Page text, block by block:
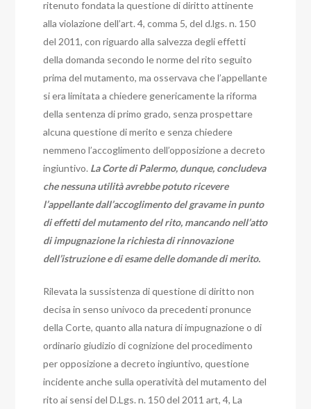
ritenuto fondata la questione di diritto attinente
alla violazione dell’art. 4, comma 5, del d.lgs. n. 150
del 2011, con riguardo alla salvezza degli effetti
della domanda secondo le norme del rito seguito
prima del mutamento, ma osservava che l’appellante
si era limitata a chiedere genericamente la riforma
della sentenza di primo grado, senza prospettare
alcuna questione di merito e senza chiedere
nemmeno l’accoglimento dell’opposizione a decreto
ingiuntivo. La Corte di Palermo, dunque, concludeva
che nessuna utilità avrebbe potuto ricevere
l’appellante dall’accoglimento del gravame in punto
di effetti del mutamento del rito, mancando nell’atto
di impugnazione la richiesta di rinnovazione
dell’istruzione e di esame delle domande di merito.
Rilevata la sussistenza di questione di diritto non
decisa in senso univoco da precedenti pronunce
della Corte, quanto alla natura di impugnazione o di
ordinario giudizio di cognizione del procedimento
per opposizione a decreto ingiuntivo, questione
incidente anche sulla operatività del mutamento del
rito ai sensi del D.Lgs. n. 150 del 2011 art, 4, La